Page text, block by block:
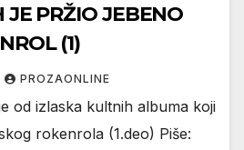
JE PRŽIO JEBENO
(1)
PROZAONLINE
od izlaska kultnih albuma koji
rokenrola (1.deo) Piše: